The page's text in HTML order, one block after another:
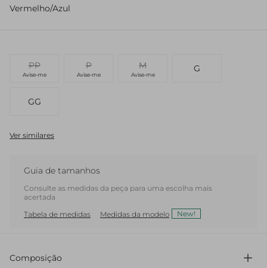
Vermelho/Azul
PP
Avise-me
P
Avise-me
M
Avise-me
G
GG
Ver similares
Guia de tamanhos
Consulte as medidas da peça para uma escolha mais
acertada
Tabela de medidas
Medidas da modelo New!
Composição